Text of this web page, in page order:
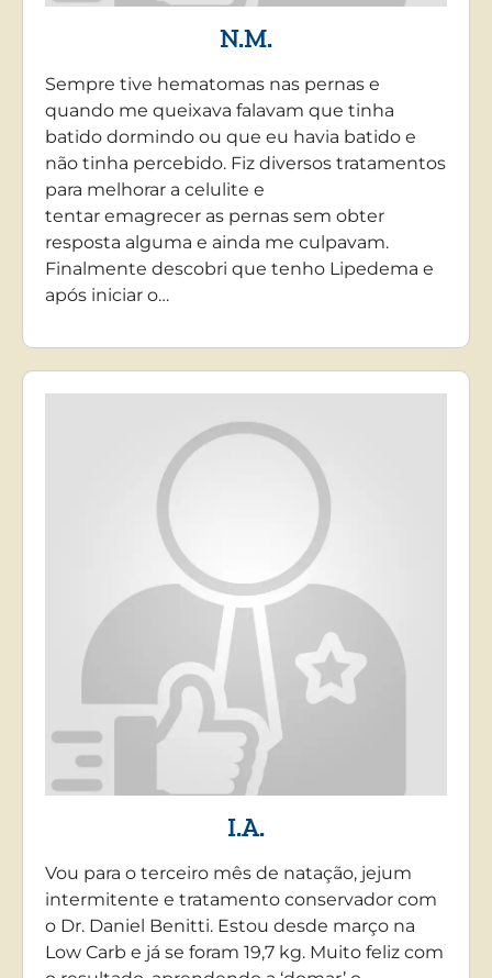
N.M.
Sempre tive hematomas nas pernas e
quando me queixava falavam que tinha
batido dormindo ou que eu havia batido e
não tinha percebido. Fiz diversos tratamentos
para melhorar a celulite e
tentar emagrecer as pernas sem obter
resposta alguma e ainda me culpavam.
Finalmente descobri que tenho Lipedema e
após iniciar o…
I.A.
Vou para o terceiro mês de natação, jejum
intermitente e tratamento conservador com
o Dr. Daniel Benitti. Estou desde março na
Low Carb e já se foram 19,7 kg. Muito feliz com